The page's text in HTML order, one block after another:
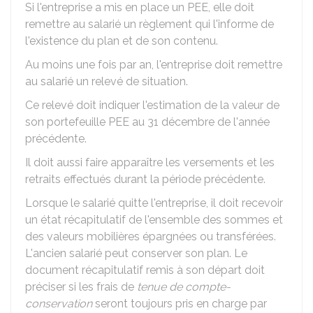
Si l'entreprise a mis en place un PEE, elle doit
remettre au salarié un règlement qui l'informe de
l'existence du plan et de son contenu.
Au moins une fois par an, l'entreprise doit remettre
au salarié un relevé de situation.
Ce relevé doit indiquer l'estimation de la valeur de
son portefeuille PEE au 31 décembre de l'année
précédente.
Il doit aussi faire apparaître les versements et les
retraits effectués durant la période précédente.
Lorsque le salarié quitte l'entreprise, il doit recevoir
un état récapitulatif de l'ensemble des sommes et
des valeurs mobilières épargnées ou transférées.
L'ancien salarié peut conserver son plan. Le
document récapitulatif remis à son départ doit
préciser si les frais de tenue de compte-
conservationseront toujours pris en charge par